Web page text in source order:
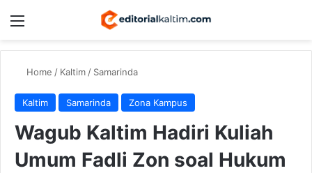
Menu
Home / Kaltim/ Samarinda
Kaltim Samarinda Zona Kampus
Wagub Kaltim Hadiri Kuliah
Umum Fadli Zon soal Hukum